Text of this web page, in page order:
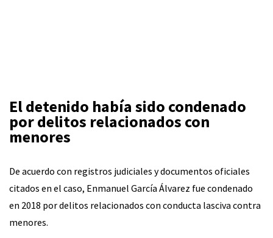
El detenido había sido condenado
por delitos relacionados con
menores
De acuerdo con registros judiciales y documentos oficiales
citados en el caso, Enmanuel García Álvarez fue condenado
en 2018 por delitos relacionados con conducta lasciva contra
menores.